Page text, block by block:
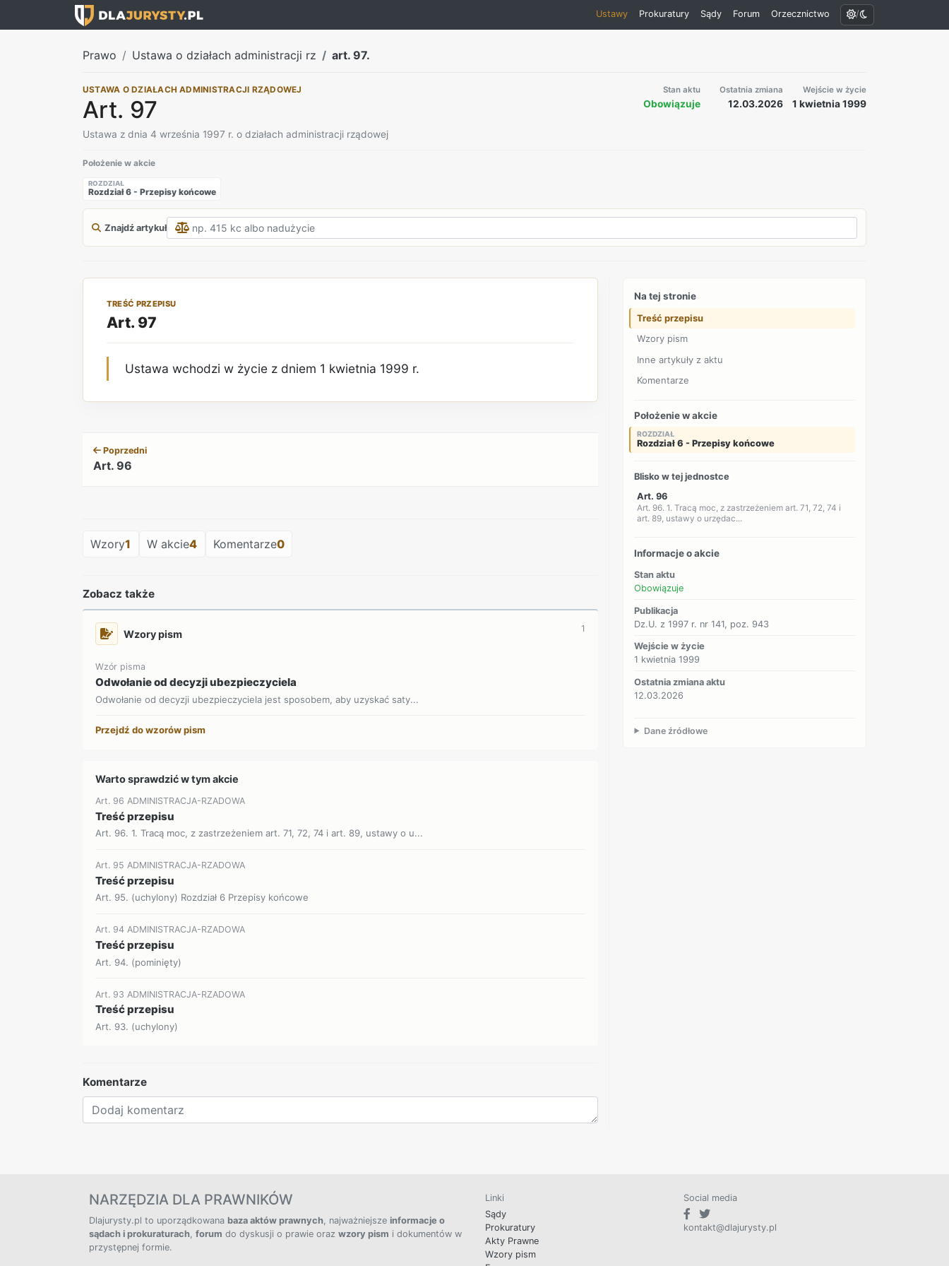
Ustawy Prokuratury Sądy Forum Orzecznictwo /
Prawo Ustawa o działach administracji rz art. 97.
USTAWA O DZIAŁACH ADMINISTRACJI RZĄDOWEJ
Art. 97
Ustawa z dnia 4 września 1997 r. o działach administracji rządowej
Stan aktu
Obowiązuje
Ostatnia zmiana
12.03.2026
Wejście w życie
1 kwietnia 1999
Położenie w akcie
ROZDZIAŁ
Rozdział 6 - Przepisy końcowe
Znajdź artykuł
TREŚĆ PRZEPISU
Art. 97
Ustawa wchodzi w życie z dniem 1 kwietnia 1999 r.
Poprzedni
Art. 96
Wzory1 W akcie4 Komentarze0
Zobacz także
Wzory pism 1
Wzór pisma
Odwołanie od decyzji ubezpieczyciela
Odwołanie od decyzji ubezpieczyciela jest sposobem, aby uzyskać saty...
Przejdź do wzorów pism
Warto sprawdzić w tym akcie
Art. 96 ADMINISTRACJA-RZADOWA
Treść przepisu
Art. 96. 1. Tracą moc, z zastrzeżeniem art. 71, 72, 74 i art. 89, ustawy o u...
Art. 95 ADMINISTRACJA-RZADOWA
Treść przepisu
Art. 95. (uchylony) Rozdział 6 Przepisy końcowe
Art. 94 ADMINISTRACJA-RZADOWA
Treść przepisu
Art. 94. (pominięty)
Art. 93 ADMINISTRACJA-RZADOWA
Treść przepisu
Art. 93. (uchylony)
Komentarze
Na tej stronie
Treść przepisu
Wzory pism
Inne artykuły z aktu
Komentarze
Położenie w akcie
ROZDZIAŁ
Rozdział 6 - Przepisy końcowe
Blisko w tej jednostce
Art. 96
Art. 96. 1. Tracą moc, z zastrzeżeniem art. 71, 72, 74 i
art. 89, ustawy o urzędac...
Informacje o akcie
Stan aktu
Obowiązuje
Publikacja
Dz.U. z 1997 r. nr 141, poz. 943
Wejście w życie
1 kwietnia 1999
Ostatnia zmiana aktu
12.03.2026
Dane źródłowe
NARZĘDZIA DLA PRAWNIKÓW
Dlajurysty.pl to uporządkowana baza aktów prawnych, najważniejsze informacje o
sądach i prokuraturach, forum do dyskusji o prawie oraz wzory pism i dokumentów w
przystępnej formie.
Linki
Sądy
Prokuratury
Akty Prawne
Wzory pism
Social media
kontakt@dlajurysty.pl